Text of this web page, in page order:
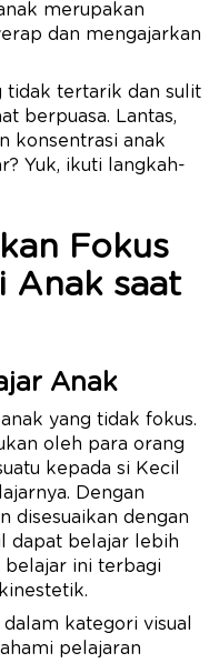
merupakan
dan mengajarkan
tidak tertarik dan sulit
berpuasa. Lantas,
konsentrasi anak
Yuk, ikuti langkah-
Fokus
Anak saat
Anak
yang tidak fokus.
oleh para orang
kepada si Kecil
Dengan
disesuaikan dengan
dapat belajar lebih
belajar ini terbagi
kategori visual
pelajaran